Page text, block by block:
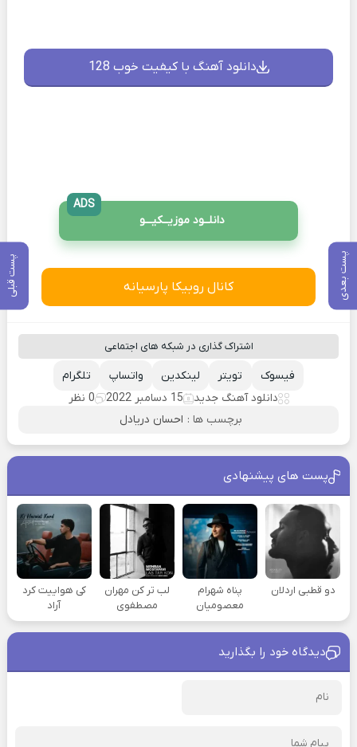
پست بعدی پست قبلی
دانلود آهنگ با کیفیت خوب 128
دانلــود موزیــکیـــو
ADS
کانال روبیکا پارسیانه
اشتراک گذاری در شبکه های اجتماعی
تلگرام واتساپ لینکدین تویتر
فیسوک
دانلود آهنگ جدید
15 دسامبر 2022
0 نظر
برچسب ها : احسان دریادل
پست های پیشنهادی
دو قطبی اردلان
پناه شهرام
معصومیان
لب تر کن مهران
مصطفوی
کی هواییت کرد
آراد
دیدگاه خود را بگذارید